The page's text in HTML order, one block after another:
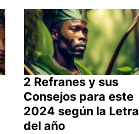
2 Refranes y sus
Consejos para este
2024 según la Letra
del año